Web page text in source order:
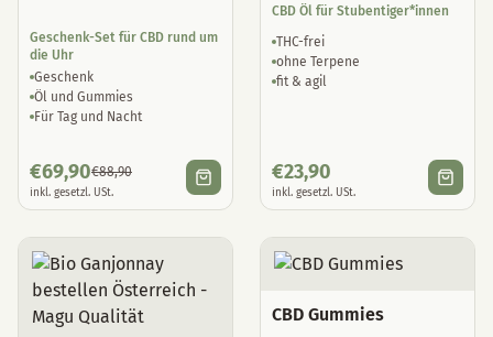
Geschenk-Set für CBD rund um
die Uhr
Geschenk
Öl und Gummies
Für Tag und Nacht
€69,90€88,90
inkl. gesetzl. USt.
CBD Öl für Stubentiger*innen
THC-frei
ohne Terpene
fit & agil
€23,90
inkl. gesetzl. USt.
CBD Gummies